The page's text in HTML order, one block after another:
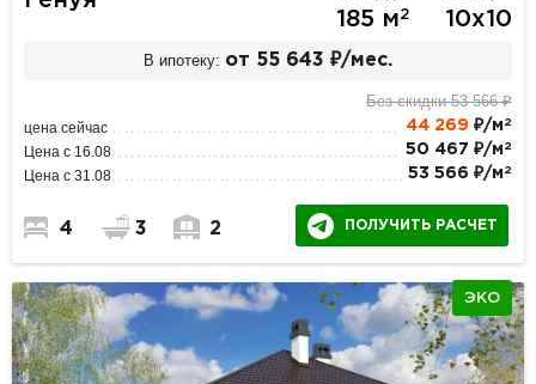
185 м2 10х10
В ипотеку: от 55 643 ₽/мес.
Без скидки 53 566 ₽
цена сейчас 44 269 ₽/м 2
Цена с 16.08 50 467 ₽/м 2
Цена с 31.08 53 566 ₽/м 2
4 3 2 ПОЛУЧИТЬ РАСЧЕТ
ЭКО